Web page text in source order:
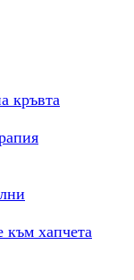
кръвта
към хапчета